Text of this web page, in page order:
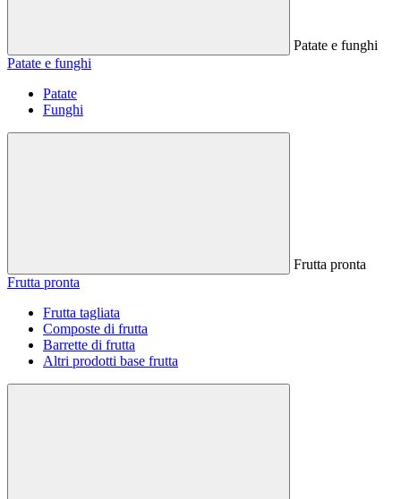
Patate e funghi
Patate e funghi
Patate
Funghi
Frutta pronta
Frutta pronta
Frutta tagliata
Composte di frutta
Barrette di frutta
Altri prodotti base frutta